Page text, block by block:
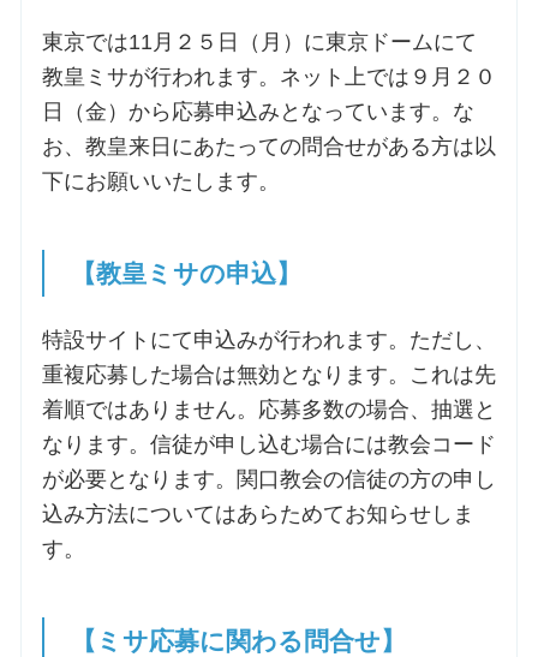
ご利用にあたって
交通・アクセス
東京では11月２５日（月）に東京ドームにて
教皇ミサが行われます。ネット上では９月２０
日（金）から応募申込みとなっています。な
お、教皇来日にあたっての問合せがある方は以
下にお願いいたします。
【教皇ミサの申込】
特設サイトにて申込みが行われます。ただし、
重複応募した場合は無効となります。これは先
着順ではありません。応募多数の場合、抽選と
なります。信徒が申し込む場合には教会コード
が必要となります。関口教会の信徒の方の申し
込み方法についてはあらためてお知らせしま
す。
【ミサ応募に関わる問合せ】